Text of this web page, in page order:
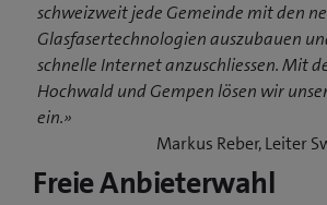
schweizweit jede Gemeinde mit den
Glasfasertechnologien auszubauen
schnelle Internet anzuschliessen. Mit
Hochwald und Gempen lösen wir
ein.»
Markus Reber, Leiter
Freie Anbieterwahl